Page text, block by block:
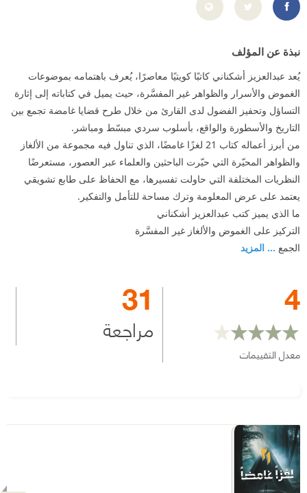
www.facebook.com/profile.php?id=100085291343154
نبذة عن المؤلف
يُعد عبدالعزيز أشكناني كاتبًا كويتيًا معاصرًا، يُعرف باهتمامه بموضوعات
الغموض والأسرار والظواهر غير المفسَّرة، حيث يميل في كتاباته إلى إثارة
التساؤل وتحفيز الفضول لدى القارئ من خلال طرح قضايا غامضة تجمع بين
التاريخ والأسطورة والواقع، بأسلوب سردي مبسّط ومباشر.
من أبرز أعماله كتاب 21 لغزًا غامضًا، الذي تناول فيه مجموعة من الألغاز
والظواهر المحيّرة التي حيّرت الباحثين والعلماء عبر العصور، مستعرضًا
النظريات المختلفة التي حاولت تفسيرها، مع الحفاظ على طابع تشويقي
يعتمد على عرض المعلومة وترك مساحة للتأمل والتفكير.
ما الذي يميز كتب عبدالعزيز أشكناني
التركيز على الغموض والألغاز غير المفسَّرة
الجمع ... المزيد
4
معدل التقييمات
31
مراجعة